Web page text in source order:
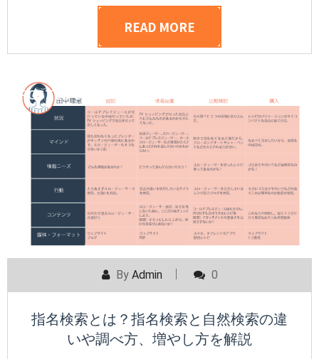
READ MORE
POSTED ON AUGUST 1, 2024
By Admin 0
指名検索とは？指名検索と自然検索の違
いや調べ方、増やし方を解説